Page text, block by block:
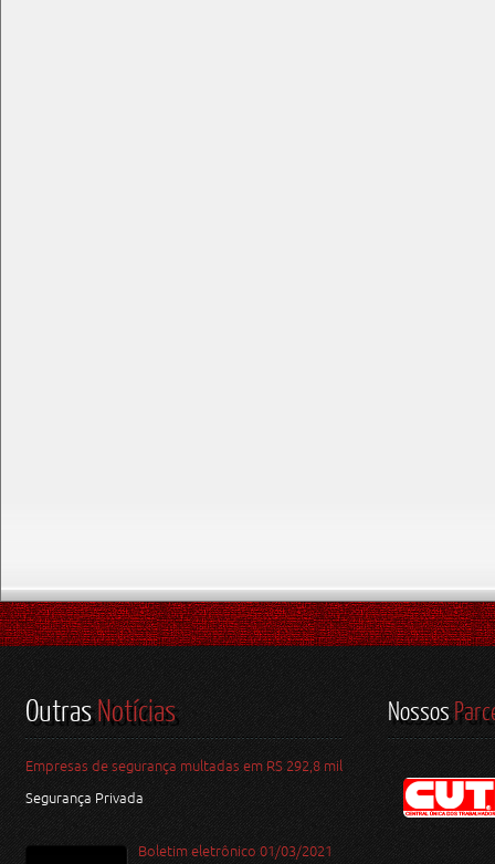
OutrasNotícias
Empresas de segurança multadas em RS 292,8 mil
Segurança Privada
Boletim eletrônico 01/03/2021
Nossos